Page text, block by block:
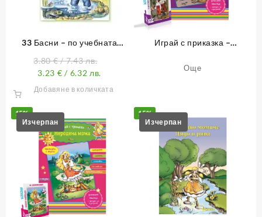
33 Басни – по учебната
3.80€/ 7.43 лв.
3.23 € / 6.32 лв.
Добавяне в количката
Играй с приказка –
Още
15% 15%